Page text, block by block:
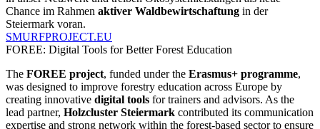
Chance im Rahmen aktiver Waldbewirtschaftung in der
Steiermark voran.
SMURFPROJECT.EU
FOREE: Digital Tools for Better Forest Education
The FOREE project, funded under the Erasmus+ programme,
was designed to improve forestry education across Europe by
creating innovative digital tools for trainers and advisors. As the
lead partner, Holzcluster Steiermark contributed its communication
expertise and strong network within the forest-based sector to ensure